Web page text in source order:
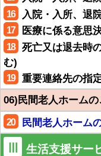
16 入院・入所、退
17 医療に係る意思
18
死亡又は退去時
む)
19
重要連絡先の指
06)民間老人ホーム
20 民間老人ホーム
生活支援サー